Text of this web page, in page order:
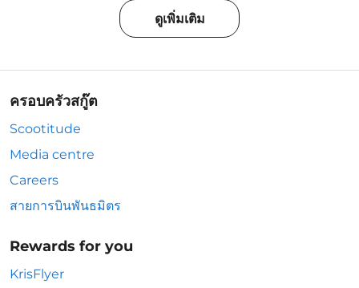
ดูเพิ่มเติม
ครอบครัวสกู๊ต
Scootitude
Media centre
Careers
สายการบินพันธมิตร
Rewards for you
KrisFlyer